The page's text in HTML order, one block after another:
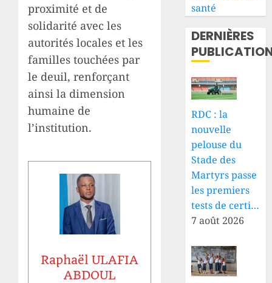
proximité et de
solidarité avec les
autorités locales et les
familles touchées par
le deuil, renforçant
ainsi la dimension
humaine de
l’institution.
Raphaël ULAFIA
ABDOUL
santé
DERNIÈRES
RDC : la
nouvelle
pelouse du
Stade des
Martyrs passe
les premiers
tests de certi…
7 août 2026